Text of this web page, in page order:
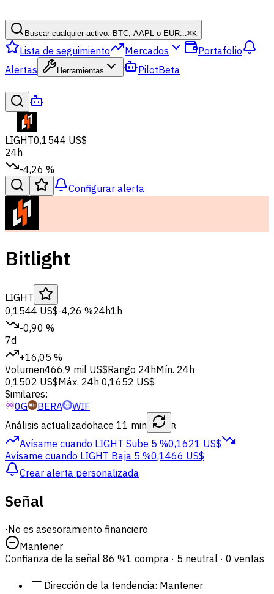
Buscar cualquier activo: BTC, AAPL o EUR...⌘K
Lista de seguimiento Mercados
Portafolio
Alertas
Herramientas PilotBeta
LIGHT0,1544 US$
24h
-4,26 %
Configurar alerta
Bitlight
LIGHT
0,1544 US$-4,26 %24h1h
-0,90 %
7d
+16,05 %
Volumen466,9 mil US$Rango 24hMín. 24h
0,1502 US$Máx. 24h 0,1652 US$
Similares:
0G
BERA
WIF
Análisis actualizadohace 11 min R
Avísame cuando LIGHT Sube 5 %0,1621 US$
Avísame cuando LIGHT Baja 5 %0,1466 US$
Crear alerta personalizada
Señal
·No es asesoramiento financiero
Mantener
Confianza de la señal 86 %1 compra · 5 neutral · 0 ventas
Dirección de la tendencia: Mantener